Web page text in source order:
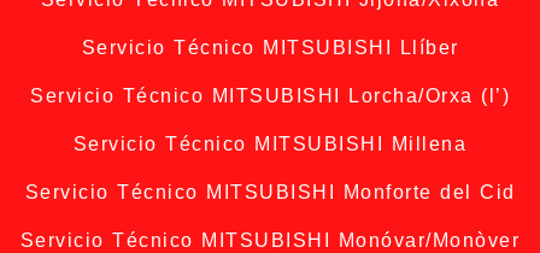
Servicio Técnico MITSUBISHI Llíber
Servicio Técnico MITSUBISHI Lorcha/Orxa (l’)
Servicio Técnico MITSUBISHI Millena
Servicio Técnico MITSUBISHI Monforte del Cid
Servicio Técnico MITSUBISHI Monóvar/Monòver